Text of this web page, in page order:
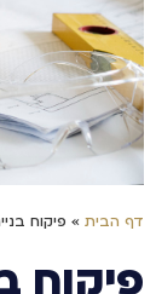
דף הבית » פיקוח
פיקוח